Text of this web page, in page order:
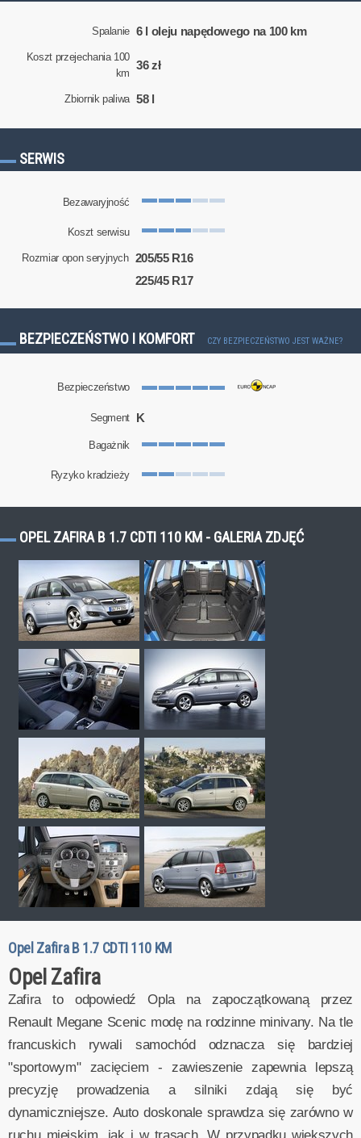
Spalanie 6 l oleju napędowego na 100 km
Koszt przejechania 100
km
36 zł
Zbiornik paliwa 58 l
SERWIS
Bezawaryjność
Koszt serwisu
Rozmiar opon seryjnych 205/55 R16
225/45 R17
BEZPIECZEŃSTWO I KOMFORT CZY BEZPIECZEŃSTWO JEST WAŻNE?
Bezpieczeństwo
Segment K
Bagażnik
Ryzyko kradzieży
OPEL ZAFIRA B 1.7 CDTI 110 KM - GALERIA ZDJĘĆ
Opel Zafira B 1.7 CDTI 110 KM
Opel Zafira
Zafira to odpowiedź Opla na zapoczątkowaną przez
Renault Megane Scenic modę na rodzinne minivany. Na tle
francuskich rywali samochód odznacza się bardziej
"sportowym" zacięciem - zawieszenie zapewnia lepszą
precyzję prowadzenia a silniki zdają się być
dynamiczniejsze. Auto doskonale sprawdza się zarówno w